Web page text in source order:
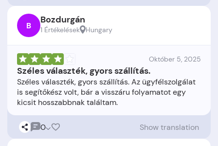
B Bozdurgán
1 Értékelések Hungary
Október 5, 2025
Széles választék, gyors szállítás.
Széles választék, gyors szállítás. Az ügyfélszolgálat
is segítőkész volt, bár a visszáru folyamatot egy
0 Show translation